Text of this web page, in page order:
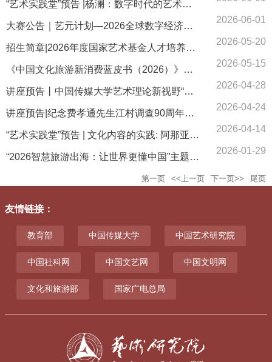
“艺术实践堂”预告 |杨澜：数字时代的艺术探索
大赛公告｜艺元计划—2026全球数字经济创新AIGC大赛“石榴花民族团结进步”IP作品征集
2026-06-01
招生简章|2026年度国家艺术基金人才培养项目《文化艺术类节庆活动创意策划和运营管理人才培养》
2026-05-20
《中国文化旅游新消费蓝皮书（2026）》征稿启事
2026-05-15
讲座预告丨中国传媒大学艺术理论新视野“名师讲坛”第四十七回
2026-04-28
讲座预告|纪念费孝通先生江村调查90周年座谈会
2026-04-24
“艺术实践堂”预告 | 文化内容的实践: 阿那亚如何种出文化体系
2026-04-14
“2026智慧旅游出海：让世界更懂中国”主题论坛即将举行
2026-01-29
第一页 <<上一页 下一页>> 尾页
友情链接：
教育部 中国传媒大学 中国艺术研究院
中国社科网 中国文艺网 中国文明网
文化和旅游部 国家广电总局